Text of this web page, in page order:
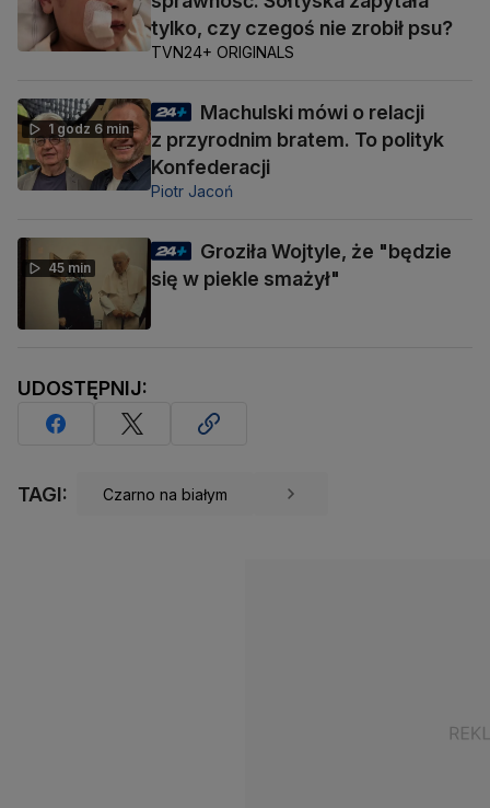
tylko, czy czegoś nie zrobił psu?
TVN24+ ORIGINALS
1 godz 6 min
Machulski mówi o relacji
z przyrodnim bratem. To polityk
Konfederacji
Piotr Jacoń
45 min
Groziła Wojtyle, że "będzie
się w piekle smażył"
UDOSTĘPNIJ:
TAGI: Czarno na białym